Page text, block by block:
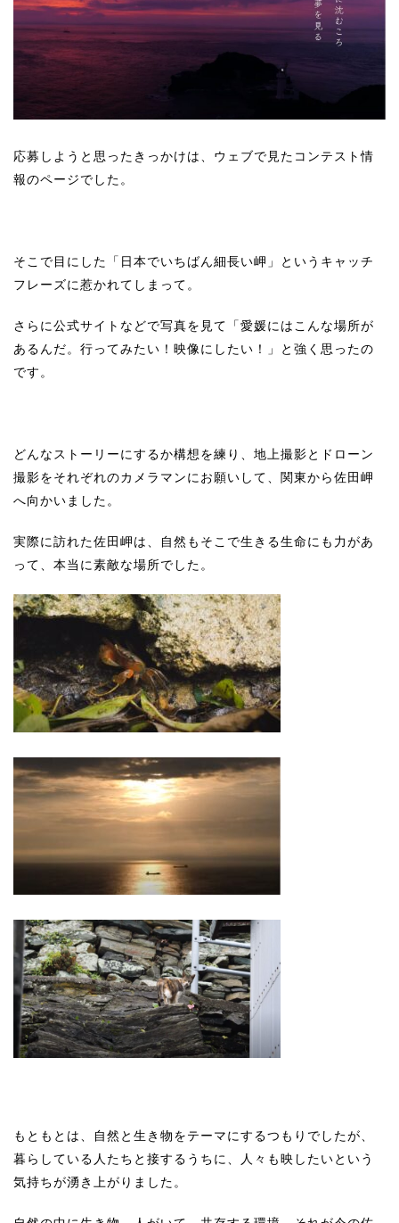
応募しようと思ったきっかけは、ウェブで見たコンテスト情
報のページでした。
そこで目にした「日本でいちばん細長い岬」というキャッチ
フレーズに惹かれてしまって。
さらに公式サイトなどで写真を見て「愛媛にはこんな場所が
あるんだ。行ってみたい！映像にしたい！」と強く思ったの
です。
どんなストーリーにするか構想を練り、地上撮影とドローン
撮影をそれぞれのカメラマンにお願いして、関東から佐田岬
へ向かいました。
実際に訪れた佐田岬は、自然もそこで生きる生命にも力があ
って、本当に素敵な場所でした。
もともとは、自然と生き物をテーマにするつもりでしたが、
暮らしている人たちと接するうちに、人々も映したいという
気持ちが湧き上がりました。